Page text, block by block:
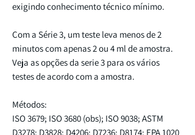
exigindo conhecimento técnico mínimo.
Com a Série 3, um teste leva menos de 2
minutos com apenas 2 ou 4 ml de amostra.
Veja as opções da serie 3 para os vários
testes de acordo com a amostra.
Métodos:
ISO 3679; ISO 3680 (obs); ISO 9038; ASTM
D3278; D3828; D4206; D7236; D8174; EPA 1020